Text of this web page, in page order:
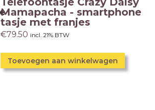
Mamapacha - smartphone
tasje met franjes
€79.50 incl. 21% BTW
Toevoegen aan winkelwagen